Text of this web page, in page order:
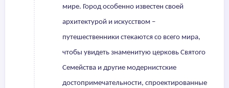
мире. Город особенно известен своей
архитектурой и искусством –
путешественники стекаются со всего мира,
чтобы увидеть знаменитую церковь Святого
Семейства и другие модернистские
достопримечательности, спроектированные